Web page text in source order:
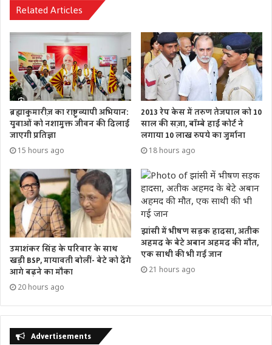
Related Articles
ब्रह्माकुमारीज़ का राष्ट्रव्यापी अभियान:
युवाओं को नशामुक्त जीवन की दिलाई
जाएगी प्रतिज्ञा
15 hours ago
2013 रेप केस में तरुण तेजपाल को 10
साल की सज़ा, बॉम्बे हाई कोर्ट ने
लगाया 10 लाख रुपये का जुर्माना
18 hours ago
उमाशंकर सिंह के परिवार के साथ
खड़ी BSP, मायावती बोलीं- बेटे को देंगे
आगे बढ़ने का मौका
20 hours ago
झांसी में भीषण सड़क हादसा, अतीक
अहमद के बेटे अबान अहमद की मौत,
एक साथी की भी गई जान
21 hours ago
Advertisements